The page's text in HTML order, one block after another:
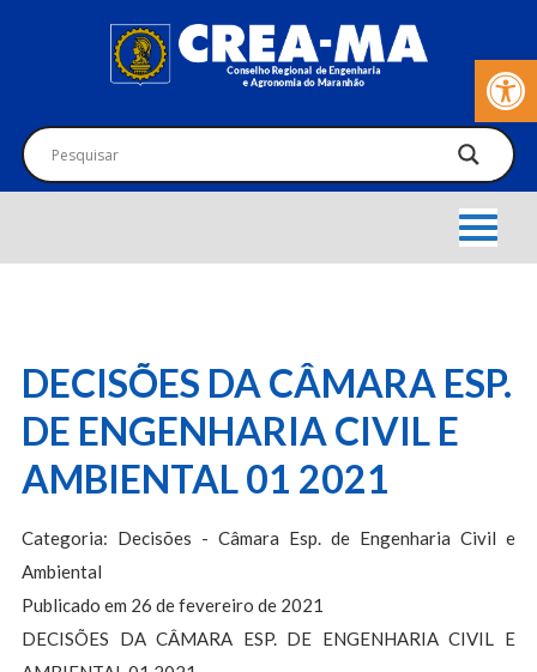
Barra de
DECISÕES DA CÂMARA ESP.
DE ENGENHARIA CIVIL E
AMBIENTAL 01 2021
Categoria: Decisões - Câmara Esp. de Engenharia Civil e
Ambiental
Publicado em 26 de fevereiro de 2021
DECISÕES DA CÂMARA ESP. DE ENGENHARIA CIVIL E